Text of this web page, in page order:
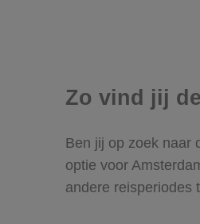
Zo vind jij
Ben jij op zoek naar
optie voor
andere reisperiodes